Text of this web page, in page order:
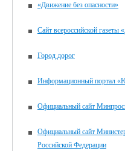
«Движение без опасности»
Сайт всероссийской газеты
Город дорог
Информационный портал
Официальный сайт
Официальный сайт
Российской Федерации